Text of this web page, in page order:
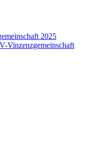
2025
Vinzenzgemeinschaft